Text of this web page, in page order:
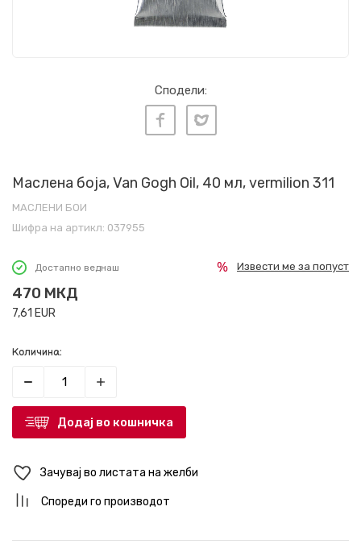
Сподели:
Маслена боја, Van Gogh Oil, 40 мл, vermilion 311
МАСЛЕНИ БОИ
Шифра на артикл: 037955
Достапно веднаш
470 МКД
7,61 EUR
Извести ме за попуст
Количина:
Додај во кошничка
Зачувај во листата на желби
Спореди го производот